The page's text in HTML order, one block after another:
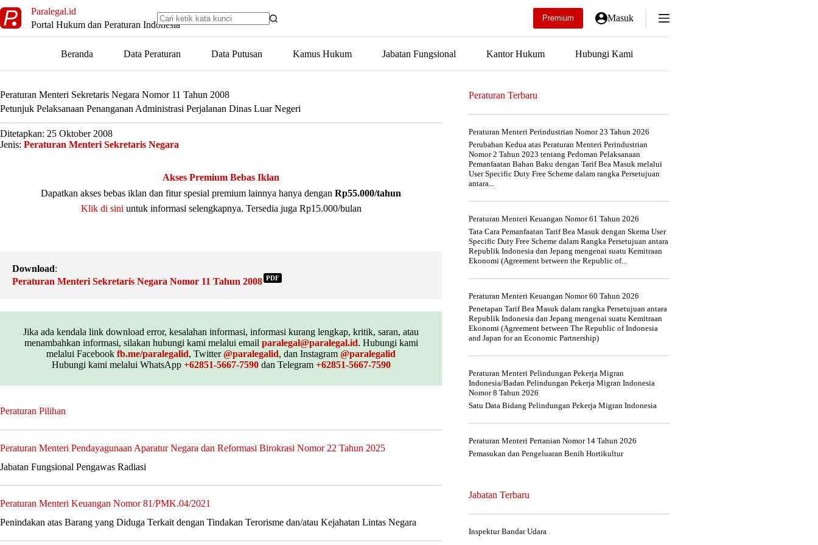
to
content
Paralegal.id
Portal Hukum dan Peraturan Indonesia
Premium Masuk
Beranda Data Peraturan Data Putusan Kamus Hukum Jabatan Fungsional Kantor Hukum Hubungi Kami
Peraturan Menteri Sekretaris Negara Nomor 11 Tahun 2008
Petunjuk Pelaksanaan Penanganan Administrasi Perjalanan Dinas Luar Negeri
Ditetapkan: 25 Oktober 2008
Jenis: Peraturan Menteri Sekretaris Negara
Akses Premium Bebas Iklan
Dapatkan akses bebas iklan dan fitur spesial premium lainnya hanya dengan Rp55.000/tahun
Klik di sini untuk informasi selengkapnya. Tersedia juga Rp15.000/bulan
Download:
Peraturan Menteri Sekretaris Negara Nomor 11 Tahun 2008 PDF
Jika ada kendala link download error, kesalahan informasi, informasi kurang lengkap, kritik, saran, atau
menambahkan informasi, silakan hubungi kami melalui email paralegal@paralegal.id. Hubungi kami
melalui Facebook fb.me/paralegalid, Twitter@paralegalid, dan Instagram @paralegalid
Hubungi kami melalui WhatsApp +62851-5667-7590dan Telegram +62851-5667-7590
Peraturan Pilihan
Peraturan Menteri Pendayagunaan Aparatur Negara dan Reformasi Birokrasi Nomor 22 Tahun 2025
Jabatan Fungsional Pengawas Radiasi
Peraturan Menteri Keuangan Nomor 81/PMK.04/2021
Penindakan atas Barang yang Diduga Terkait dengan Tindakan Terorisme dan/atau Kejahatan Lintas Negara
Peraturan Terbaru
Peraturan Menteri Perindustrian Nomor 23 Tahun 2026
Perubahan Kedua atas Peraturan Menteri Perindustrian
Nomor 2 Tahun 2023 tentang Pedoman Pelaksanaan
Pemanfaatan Bahan Baku dengan Tarif Bea Masuk melalui
User Specific Duty Free Scheme dalam rangka Persetujuan
antara...
Peraturan Menteri Keuangan Nomor 61 Tahun 2026
Tata Cara Pemanfaatan Tarif Bea Masuk dengan Skema User
Specific Duty Free Scheme dalam Rangka Persetujuan antara
Republik Indonesia dan Jepang mengenai suatu Kemitraan
Ekonomi (Agreement between the Republic of...
Peraturan Menteri Keuangan Nomor 60 Tahun 2026
Penetapan Tarif Bea Masuk dalam rangka Persetujuan antara
Republik Indonesia dan Jepang mengenai suatu Kemitraan
Ekonomi (Agreement between The Republic of Indonesia
and Japan for an Economic Partnership)
Peraturan Menteri Pelindungan Pekerja Migran
Indonesia/Badan Pelindungan Pekerja Migran Indonesia
Nomor 8 Tahun 2026
Satu Data Bidang Pelindungan Pekerja Migran Indonesia
Peraturan Menteri Pertanian Nomor 14 Tahun 2026
Pemasukan dan Pengeluaran Benih Hortikultur
Jabatan Terbaru
Inspektur Bandar Udara